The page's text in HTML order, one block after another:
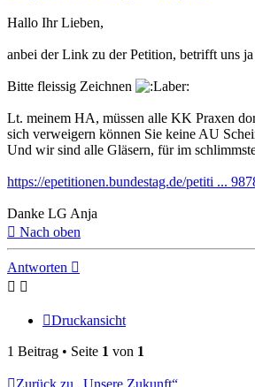
Hallo Ihr Lieben,
anbei der Link zu der Petition, betrifft uns
Bitte fleissig Zeichnen
Lt. meinem HA, müssen alle KK Praxen
sich verweigern können Sie keine AU
Und wir sind alle Gläsern, für im
https://epetitionen.bundestag.de/petiti ...
Danke LG Anja
Nach oben
Antworten
Druckansicht
1 Beitrag • Seite 1 von 1
Zurück zu „Unsere Zukunft“